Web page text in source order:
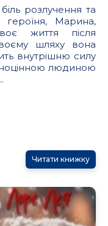
розлучення та
Марина,
життя після
шляху вона
внутрішню силу
людиною
Читати книжку